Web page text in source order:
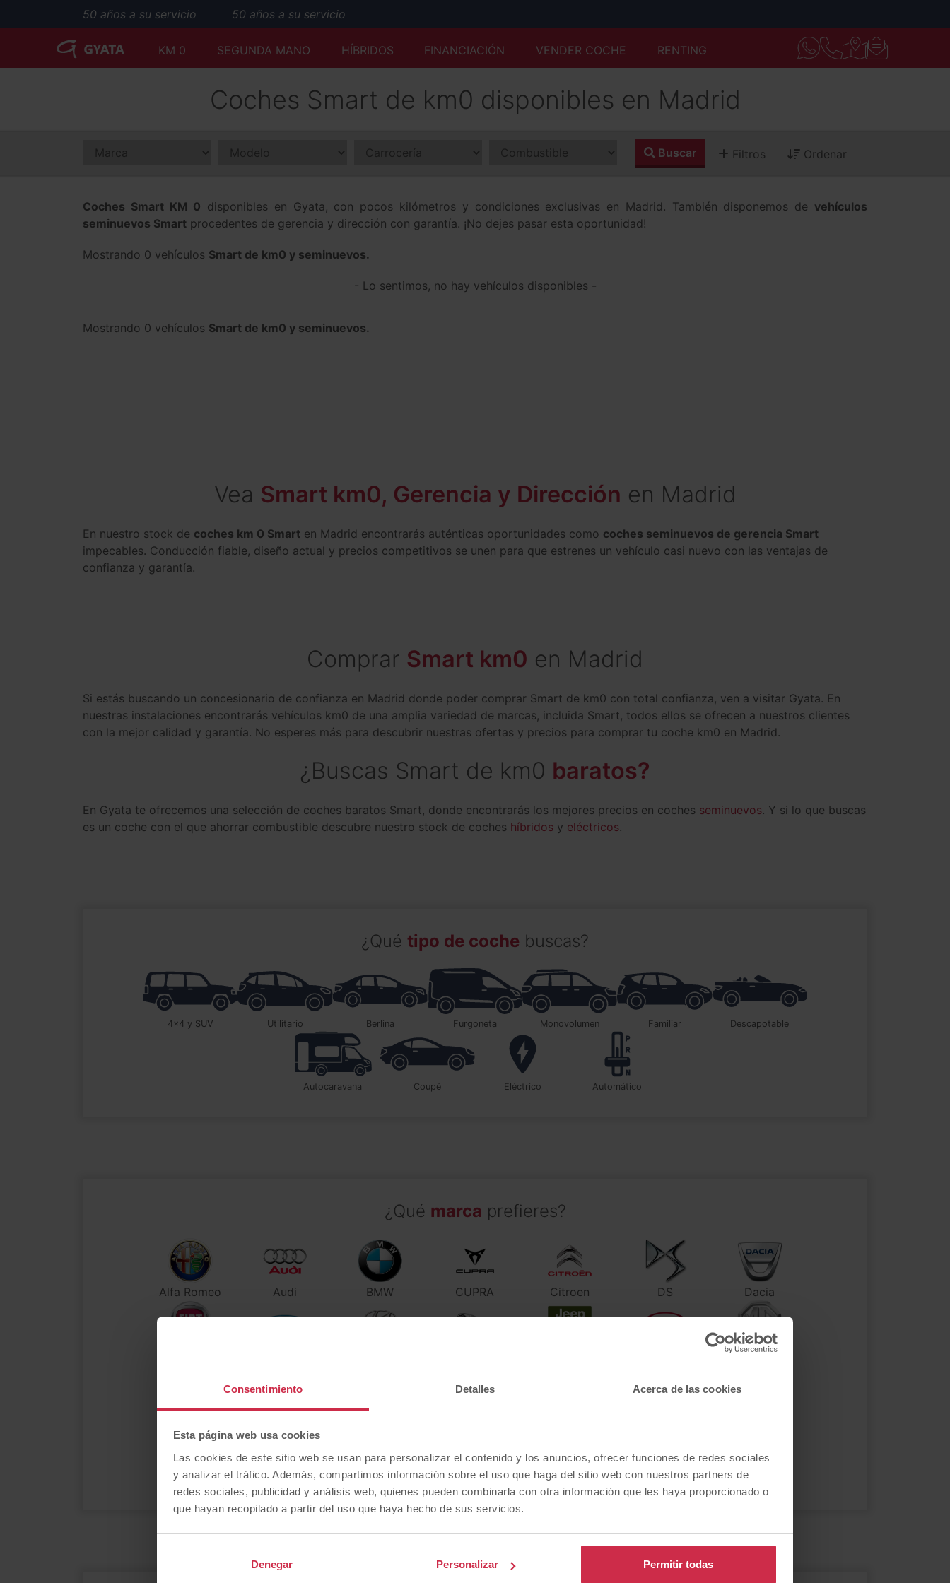
Consentimiento Detalles Acerca de las cookies
Esta página web usa cookies
Las cookies de este sitio web se usan para personalizar el contenido y los anuncios, ofrecer funciones de redes sociales
y analizar el tráfico. Además, compartimos información sobre el uso que haga del sitio web con nuestros partners de
redes sociales, publicidad y análisis web, quienes pueden combinarla con otra información que les haya proporcionado o
que hayan recopilado a partir del uso que haya hecho de sus servicios.
Denegar Personalizar Permitir todas
50 años a su servicio
50 años a su servicio
50 años a su servicio
KM 0 SEGUNDA MANO HÍBRIDOS FINANCIACIÓN VENDER COCHE RENTING
Coches Smart de km0 disponibles en Madrid
Buscar Filtros Ordenar
Coches Smart KM 0 disponibles en Gyata, con pocos kilómetros y condiciones exclusivas en Madrid. También disponemos de vehículos
seminuevos Smart procedentes de gerencia y dirección con garantía. ¡No dejes pasar esta oportunidad!
Mostrando 0 vehículos Smart de km0 y seminuevos.
- Lo sentimos, no hay vehículos disponibles -
Mostrando 0 vehículos Smart de km0 y seminuevos.
Vea Smart km0, Gerencia y Dirección en Madrid
En nuestro stock de coches km 0 Smart en Madrid encontrarás auténticas oportunidades como coches seminuevos de gerencia Smart
impecables. Conducción fiable, diseño actual y precios competitivos se unen para que estrenes un vehículo casi nuevo con las ventajas de
confianza y garantía.
Comprar Smart km0 en Madrid
Si estás buscando un concesionario de confianza en Madrid donde poder comprar Smart de km0 con total confianza, ven a visitar Gyata. En
nuestras instalaciones encontrarás vehículos km0 de una amplia variedad de marcas, incluida Smart, todos ellos se ofrecen a nuestros clientes
con la mejor calidad y garantía. No esperes más para descubrir nuestras ofertas y precios para comprar tu coche km0 en Madrid.
¿Buscas Smart de km0 baratos?
En Gyata te ofrecemos una selección de coches baratos Smart, donde encontrarás los mejores precios en coches seminuevos. Y si lo que buscas
es un coche con el que ahorrar combustible descubre nuestro stock de coches híbridos y eléctricos.
¿Qué tipo de coche buscas?
4x4 y SUV utilitario berlina furgoneta monovolumen familiar descapotable
autocaravana coupé Eléctrico automático
¿Qué marca prefieres?
Alfa Romeo Audi BMW CUPRA Citroen DS Dacia
MG
Porsche Renault SEAT Subaru Toyota Volkswagen Volvo